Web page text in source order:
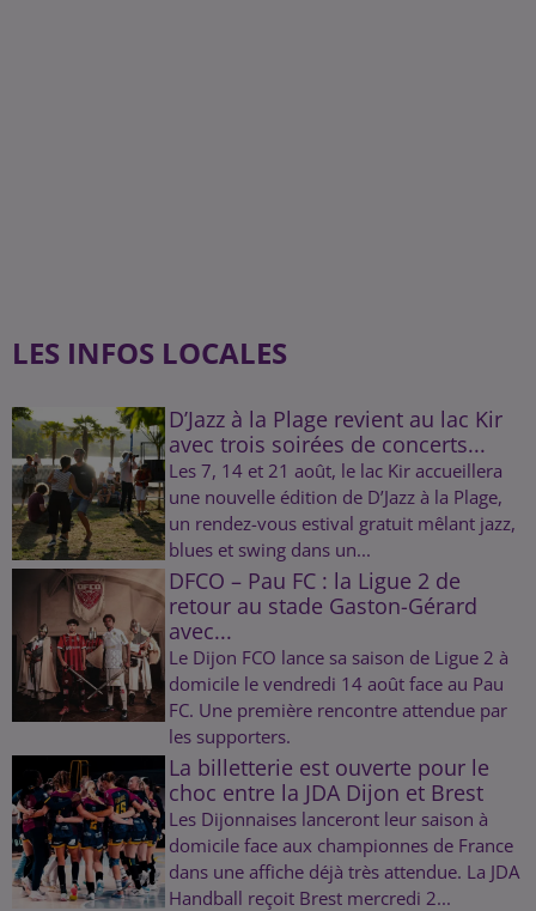
LES INFOS LOCALES
D’Jazz à la Plage revient au lac Kir
avec trois soirées de concerts...
Les 7, 14 et 21 août, le lac Kir accueillera
une nouvelle édition de D’Jazz à la Plage,
un rendez-vous estival gratuit mêlant jazz,
blues et swing dans un...
DFCO – Pau FC : la Ligue 2 de
retour au stade Gaston-Gérard
avec...
Le Dijon FCO lance sa saison de Ligue 2 à
domicile le vendredi 14 août face au Pau
FC. Une première rencontre attendue par
les supporters.
La billetterie est ouverte pour le
choc entre la JDA Dijon et Brest
Les Dijonnaises lanceront leur saison à
domicile face aux championnes de France
dans une affiche déjà très attendue. La JDA
Handball reçoit Brest mercredi 2...